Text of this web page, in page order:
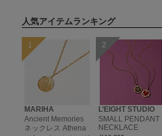
人気アイテムランキング
MARIHA
Ancient Memories
ネックレス Athena
L’EIGHT STUDIO
SMALL PENDANT
NECKLACE